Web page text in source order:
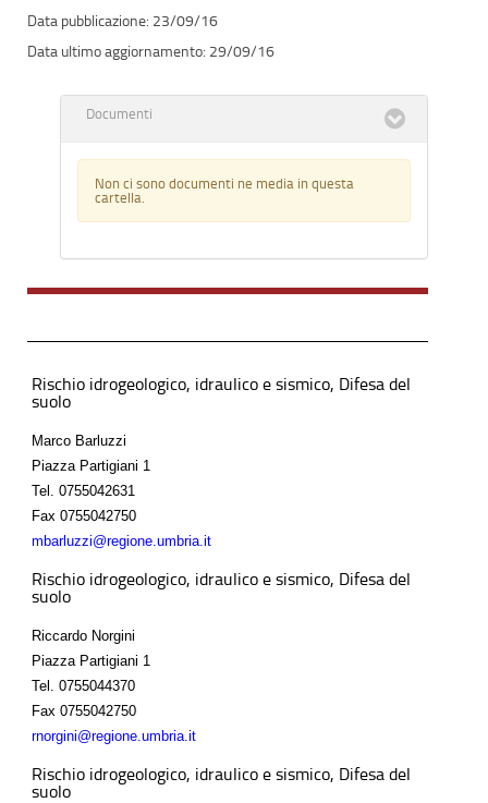
23/09/16
29/09/16
Documenti
Non ci sono documenti ne media in questa
cartella.
Rischio idrogeologico, idraulico e sismico, Difesa del
suolo
Marco Barluzzi
Piazza Partigiani 1
Tel.
0755042631
Fax 0755042750
mbarluzzi@regione.umbria.it
Rischio idrogeologico, idraulico e sismico, Difesa del
suolo
Riccardo Norgini
Piazza Partigiani 1
Tel.
0755044370
Fax 0755042750
rnorgini@regione.umbria.it
Rischio idrogeologico, idraulico e sismico, Difesa del
suolo